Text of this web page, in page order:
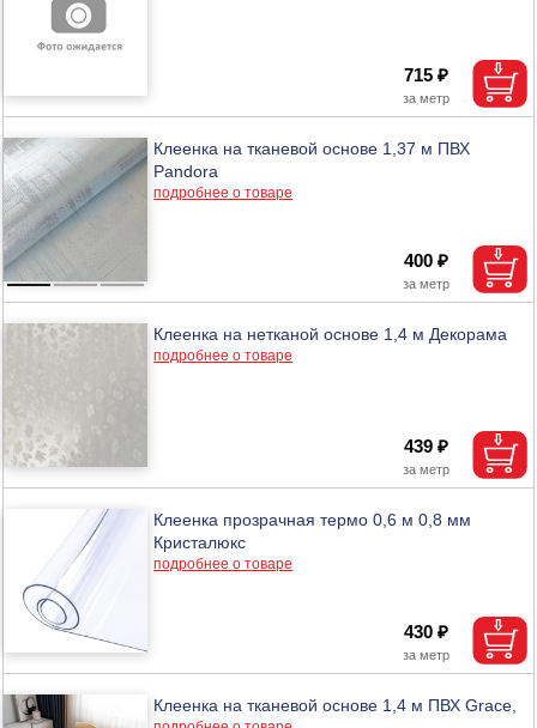
715 ₽
Клеенка на тканевой основе 1,37 м ПВХ
Pandora
подробнее о товаре
400 ₽
Клеенка на нетканой основе 1,4 м Декорама
подробнее о товаре
439 ₽
Клеенка прозрачная термо 0,6 м 0,8 мм
Кристалюкс
подробнее о товаре
430 ₽
Клеенка на тканевой основе 1,4 м ПВХ Grace,